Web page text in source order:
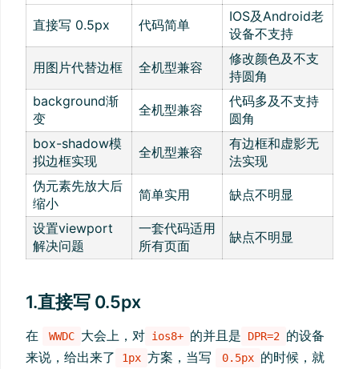
直接写 0.5px 代码简单
IOS及Android老
设备不支持
用图片代替边框 全机型兼容
修改颜色及不支
持圆角
background渐
变
全机型兼容
代码多及不支持
圆角
box-shadow模
拟边框实现
全机型兼容
有边框和虚影无
法实现
伪元素先放大后
缩小
简单实用 缺点不明显
设置viewport
解决问题
一套代码适用
所有页面
缺点不明显
1.直接写 0.5px
在 WWDC 大会上，对 ios8+ 的并且是 DPR=2 的设备
来说，给出来了
1px 方案，当写 0.5px 的时候，就